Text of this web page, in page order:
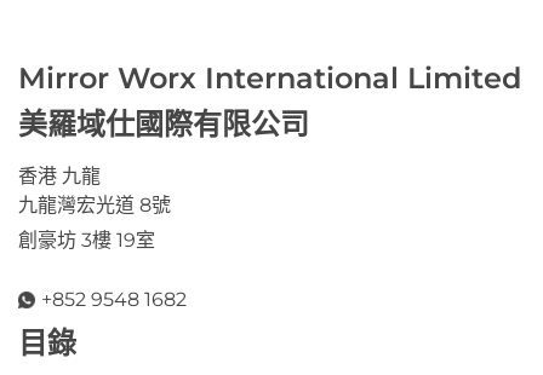
Mirror Worx International Limited
美羅域仕國際有限公司
香港 九龍
九龍灣宏光道 8號
創豪坊 3樓 19室
+852 9548 1682
目錄